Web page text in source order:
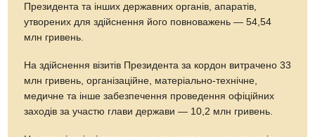
Президента та інших державних органів, апаратів,
утворених для здійснення його повноважень — 54,54
млн гривень.
На здійснення візитів Президента за кордон витрачено 33
млн гривень, організаційне, матеріально-технічне,
медичне та інше забезпечення проведення офіційних
заходів за участю глави держави — 10,2 млн гривень.